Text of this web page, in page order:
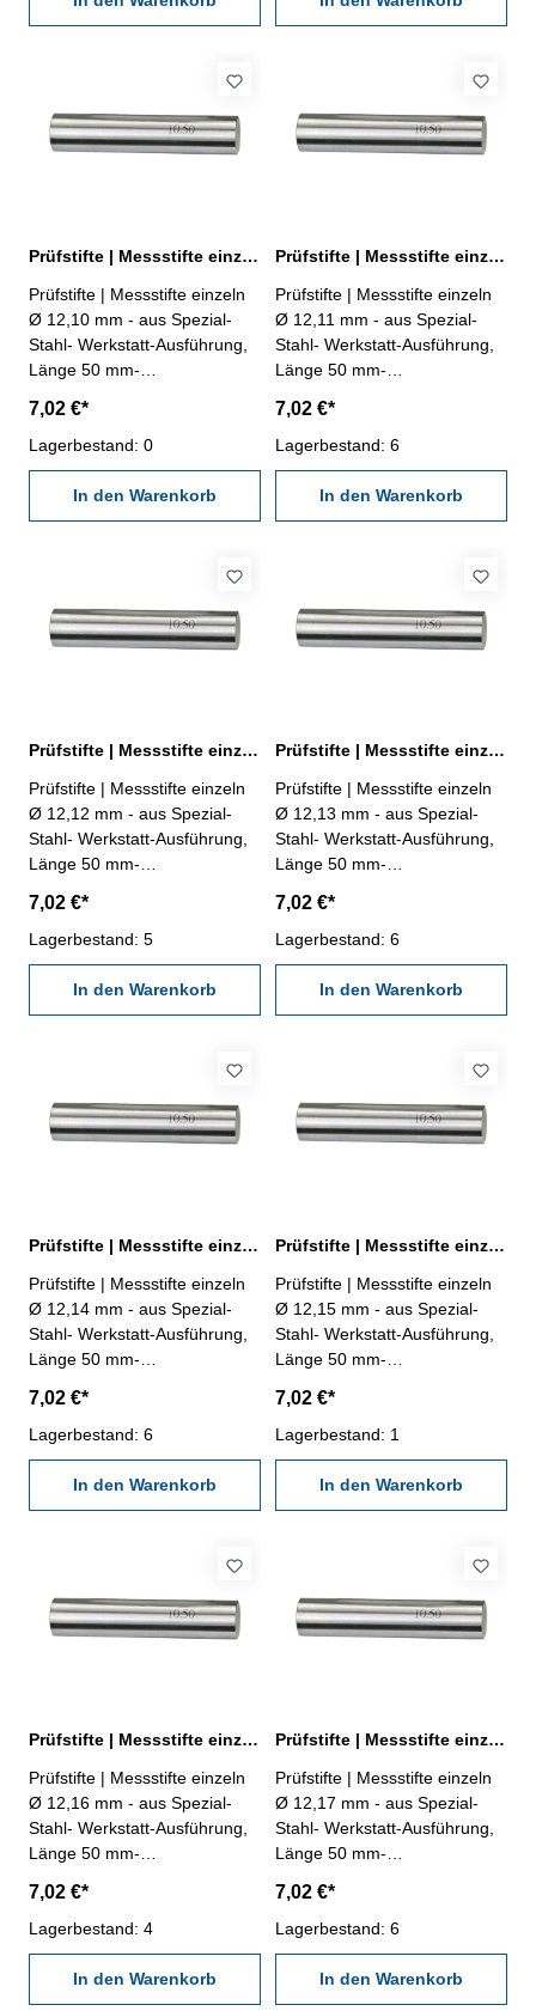
Prüfstifte | Messstifte einzeln Ø 12,10 mm ± 0,002 mm
Prüfstifte | Messstifte einzeln
Ø 12,10 mm - aus Spezial-
Stahl- Werkstatt-Ausführung,
Länge 50 mm-
Behältnis Abmessung: Ø
12,10 mm
7,02 €*
Lagerbestand: 0
In den Warenkorb
Prüfstifte | Messstifte einzeln Ø 12,11 mm ± 0,002 mm
Prüfstifte | Messstifte einzeln
Ø 12,11 mm - aus Spezial-
Stahl- Werkstatt-Ausführung,
Länge 50 mm-
Behältnis Abmessung: Ø
12,11 mm
7,02 €*
Lagerbestand: 6
In den Warenkorb
Prüfstifte | Messstifte einzeln Ø 12,12 mm ± 0,002 mm
Prüfstifte | Messstifte einzeln
Ø 12,12 mm - aus Spezial-
Stahl- Werkstatt-Ausführung,
Länge 50 mm-
Behältnis Abmessung: Ø
12,12 mm
7,02 €*
Lagerbestand: 5
In den Warenkorb
Prüfstifte | Messstifte einzeln Ø 12,13 mm ± 0,002 mm
Prüfstifte | Messstifte einzeln
Ø 12,13 mm - aus Spezial-
Stahl- Werkstatt-Ausführung,
Länge 50 mm-
Behältnis Abmessung: Ø
12,13 mm
7,02 €*
Lagerbestand: 6
In den Warenkorb
Prüfstifte | Messstifte einzeln Ø 12,14 mm ± 0,002 mm
Prüfstifte | Messstifte einzeln
Ø 12,14 mm - aus Spezial-
Stahl- Werkstatt-Ausführung,
Länge 50 mm-
Behältnis Abmessung: Ø
12,14 mm
7,02 €*
Lagerbestand: 6
In den Warenkorb
Prüfstifte | Messstifte einzeln Ø 12,15 mm ± 0,002 mm
Prüfstifte | Messstifte einzeln
Ø 12,15 mm - aus Spezial-
Stahl- Werkstatt-Ausführung,
Länge 50 mm-
Behältnis Abmessung: Ø
12,15 mm
7,02 €*
Lagerbestand: 1
In den Warenkorb
Prüfstifte | Messstifte einzeln Ø 12,16 mm ± 0,002 mm
Prüfstifte | Messstifte einzeln
Ø 12,16 mm - aus Spezial-
Stahl- Werkstatt-Ausführung,
Länge 50 mm-
Behältnis Abmessung: Ø
12,16 mm
7,02 €*
Lagerbestand: 4
In den Warenkorb
Prüfstifte | Messstifte einzeln Ø 12,17 mm ± 0,002 mm
Prüfstifte | Messstifte einzeln
Ø 12,17 mm - aus Spezial-
Stahl- Werkstatt-Ausführung,
Länge 50 mm-
Behältnis Abmessung: Ø
12,17 mm
7,02 €*
Lagerbestand: 6
In den Warenkorb